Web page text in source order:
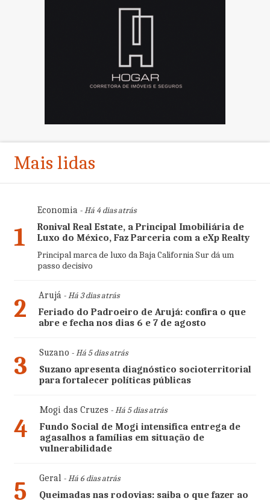
Mais lidas
1
Economia- Há 4 dias atrás
Ronival Real Estate, a Principal Imobiliária de
Luxo do México, Faz Parceria com a eXp Realty
Principal marca de luxo da Baja California Sur dá um
passo decisivo
2 Arujá- Há 3 dias atrás
Feriado do Padroeiro de Arujá: confira o que
abre e fecha nos dias 6 e 7 de agosto
3 Suzano - Há 5 dias atrás
Suzano apresenta diagnóstico socioterritorial
para fortalecer políticas públicas
4
Mogi das Cruzes - Há 5 dias atrás
Fundo Social de Mogi intensifica entrega de
agasalhos a famílias em situação de
vulnerabilidade
5 Geral- Há 6 dias atrás
Queimadas nas rodovias: saiba o que fazer ao